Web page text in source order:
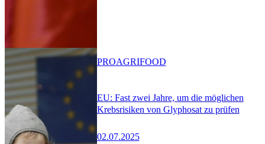
EU: Fast zwei Jahre, um die möglichen
Krebsrisiken von Glyphosat zu prüfen
02.07.2025
PROAGRIFOOD